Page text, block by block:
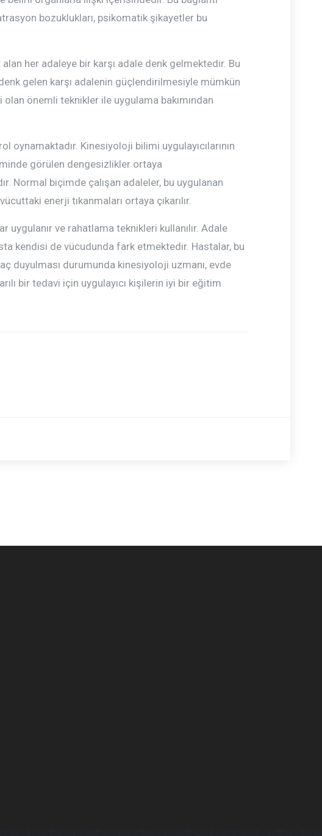
bozuklukları, psikomatik şikayetler bu
her adaleye bir karşı adale denk gelmektedir. Bu
gelen karşı adalenin güçlendirilmesiyle mümkün
önemli teknikler ile uygulama bakımından
oynamaktadır. Kinesiyoloji bilimi uygulayıcılarının
görülen dengesizlikler ortaya
Normal biçimde çalışan adaleler, bu uygulanan
enerji tıkanmaları ortaya çıkarılır.
uygulanır ve rahatlama teknikleri kullanılır. Adale
kendisi de vücudunda fark etmektedir. Hastalar, bu
duyulması durumunda kinesiyoloji uzmanı, evde
bir tedavi için uygulayıcı kişilerin iyi bir eğitim